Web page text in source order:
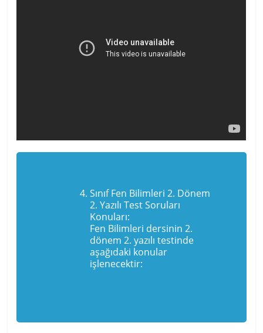
Sınıf Fen Bilimleri 2. Dönem
2. Yazılı Test Soruları
Konuları:
Fen Bilimleri dersinin 2.
dönem 2. yazılı testinde
aşağıdaki konular
işlenecektir: